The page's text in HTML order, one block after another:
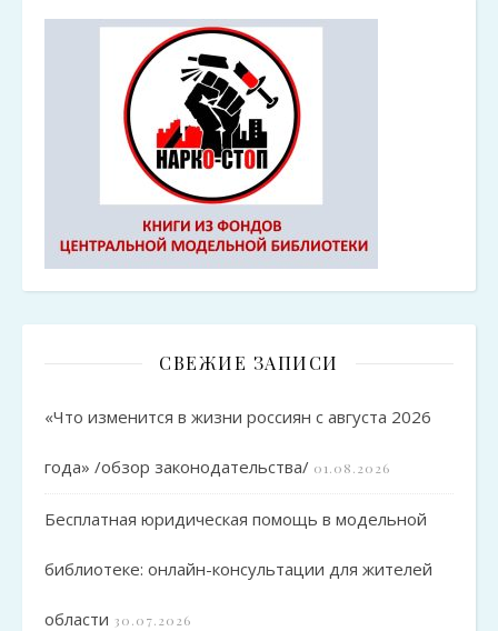
СВЕЖИЕ ЗАПИСИ
«Что изменится в жизни россиян с августа 2026
года» /обзор законодательства/ 01.08.2026
Бесплатная юридическая помощь в модельной
библиотеке: онлайн-консультации для жителей
области 30.07.2026